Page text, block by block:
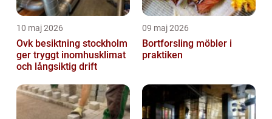
10 maj 2026
Ovk besiktning stockholm
ger tryggt inomhusklimat
och långsiktig drift
09 maj 2026
Bortforsling möbler i
praktiken